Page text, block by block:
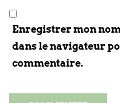
Enregistrer mon
dans le navigateur
commentaire.